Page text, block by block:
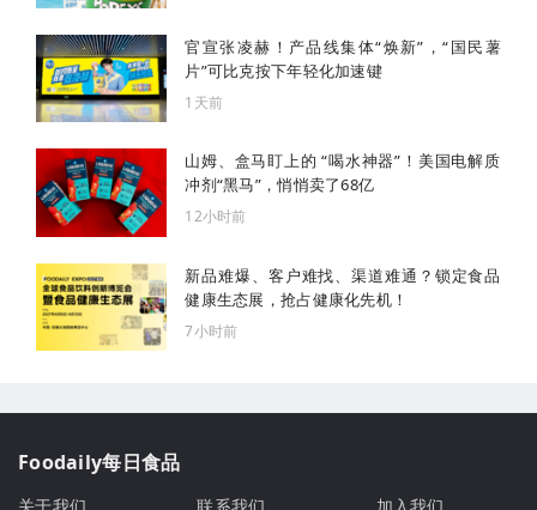
官宣张凌赫！产品线集体“焕新”，“国民薯
片”可比克按下年轻化加速键
1天前
山姆、盒马盯上的 “喝水神器”！美国电解质
冲剂“黑马”，悄悄卖了68亿
12小时前
新品难爆、客户难找、渠道难通？锁定食品
健康生态展，抢占健康化先机！
7小时前
Foodaily每日食品